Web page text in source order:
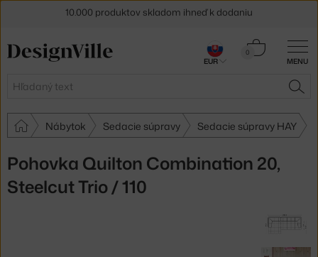
MENU
Hľadať
0
Košík
Nábytok Sedacie súpravy Sedacie súpravy HAY
Pohovka Quilton Combination 20,
Steelcut Trio / 110
30 dní na vrátenie tovaru
EUR